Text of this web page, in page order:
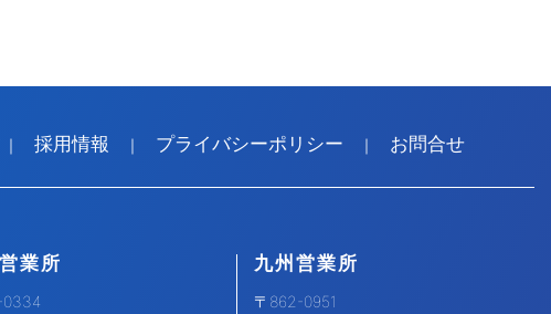
｜ 採用情報 ｜ プライバシーポリシー ｜ お問合せ
業所
0334
九州営業所
〒862-0951